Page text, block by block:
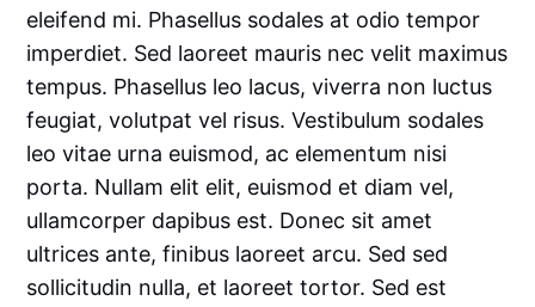
eleifend mi. Phasellus sodales at odio tempor
imperdiet. Sed laoreet mauris nec velit maximus
tempus. Phasellus leo lacus, viverra non luctus
feugiat, volutpat vel risus. Vestibulum sodales
leo vitae urna euismod, ac elementum nisi
porta. Nullam elit elit, euismod et diam vel,
ullamcorper dapibus est. Donec sit amet
ultrices ante, finibus laoreet arcu. Sed sed
sollicitudin nulla, et laoreet tortor. Sed est